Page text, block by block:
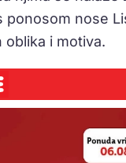
ponosom nose
oblika i motiva.